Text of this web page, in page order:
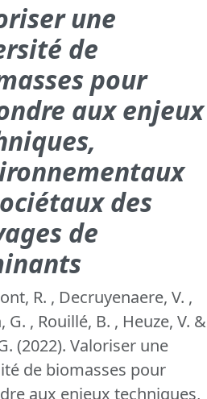
une
de
pour
aux enjeux
des
de
R. , Decruyenaere, V. ,
G. , Rouillé, B. , Heuze, V. &
(2022). Valoriser une
de biomasses pour
aux enjeux techniques,